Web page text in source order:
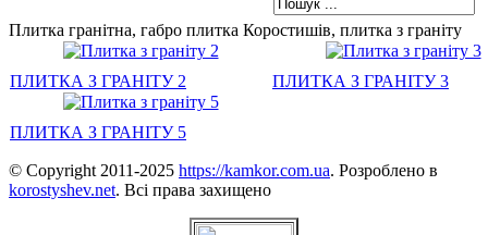
Плитка гранітна, габро плитка Коростишів, плитка з граніту
ПЛИТКА З ГРАНІТУ 2 ПЛИТКА З ГРАНІТУ 3
ПЛИТКА З ГРАНІТУ 5
© Copyright 2011-2025 https://kamkor.com.ua. Розроблено в
korostyshev.net. Всі права захищено